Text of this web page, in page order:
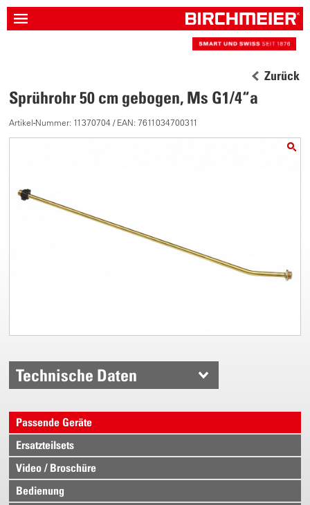
Zurück
Sprührohr 50 cm gebogen, Ms G1/4“a
Artikel-Nummer: 11370704 / EAN: 7611034700311
Technische Daten
Passende Geräte
Ersatzteilsets
Video / Broschüre
Bedienung